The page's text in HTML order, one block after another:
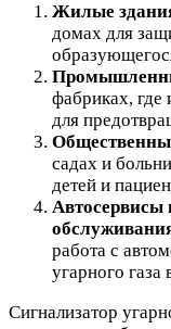
Жилые
домах для
фабриках, где
для
садах и
детей и
Автосервисы
работа с
угарного
Сигнализатор